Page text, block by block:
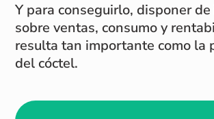
Y para conseguirlo, disponer
sobre ventas, consumo y
resulta tan importante como la
del cóctel.